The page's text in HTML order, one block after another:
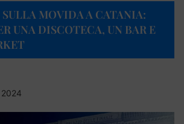
MOVIDA A CATANIA:
UNA DISCOTECA, UN BAR E